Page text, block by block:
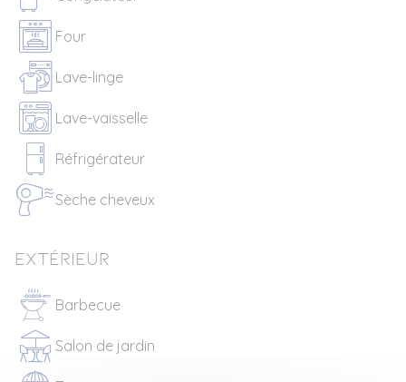
Four
Lave-linge
Lave-vaisselle
Réfrigérateur
Sèche cheveux
Extérieur
Barbecue
Salon de jardin